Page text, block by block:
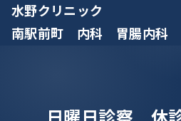
水野クリニック
南駅前町 内科 胃腸内科